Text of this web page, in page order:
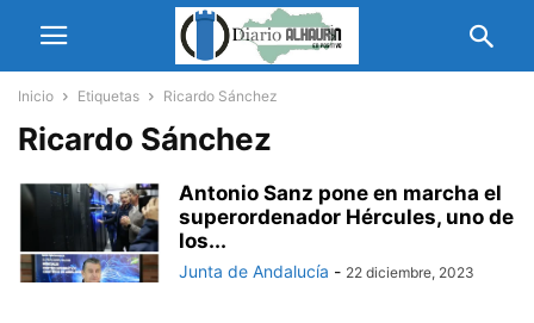
Inicio Etiquetas Ricardo Sánchez
Ricardo Sánchez
Antonio Sanz pone en marcha el
superordenador Hércules, uno de
los...
Junta de Andalucía - 22 diciembre, 2023